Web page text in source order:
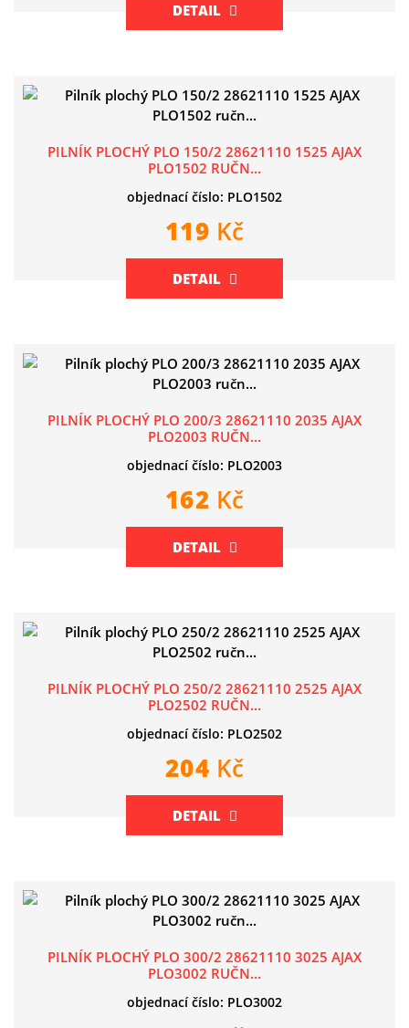
DETAIL
PILNÍK PLOCHÝ PLO 150/2 28621110 1525 AJAX
PLO1502 RUČN...
objednací číslo: PLO1502
119 Kč
DETAIL
PILNÍK PLOCHÝ PLO 200/3 28621110 2035 AJAX
PLO2003 RUČN...
objednací číslo: PLO2003
162 Kč
DETAIL
PILNÍK PLOCHÝ PLO 250/2 28621110 2525 AJAX
PLO2502 RUČN...
objednací číslo: PLO2502
204 Kč
DETAIL
PILNÍK PLOCHÝ PLO 300/2 28621110 3025 AJAX
PLO3002 RUČN...
objednací číslo: PLO3002